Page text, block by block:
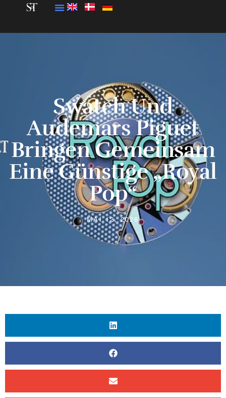
Swatch Und
Audemars Piguet
Bringen Gemeinsam
Eine Günstige „Royal
Pop“
MAI 12, 2026